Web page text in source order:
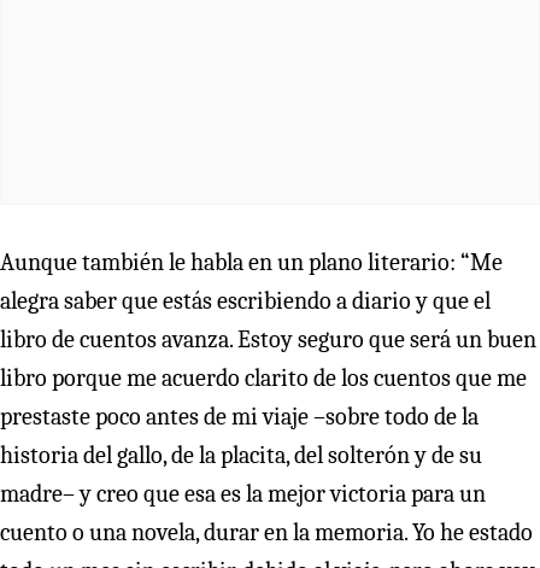
Aunque también le habla en un plano literario: “Me
alegra saber que estás escribiendo a diario y que el
libro de cuentos avanza. Estoy seguro que será un buen
libro porque me acuerdo clarito de los cuentos que me
prestaste poco antes de mi viaje –sobre todo de la
historia del gallo, de la placita, del solterón y de su
madre– y creo que esa es la mejor victoria para un
cuento o una novela, durar en la memoria. Yo he estado